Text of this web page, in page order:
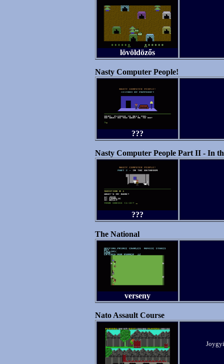
lövöldözős
Nasty Computer People!
???
Nasty Computer People Part II - In
???
The National
verseny
Nato Assault Course